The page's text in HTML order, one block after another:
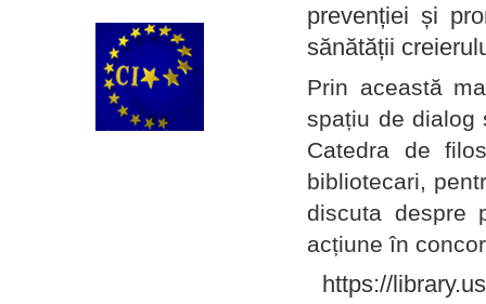
prevenției și
sănătății
Prin această
spațiu de dialog
Catedra de
bibliotecari,
discuta despre
acțiune în
https://